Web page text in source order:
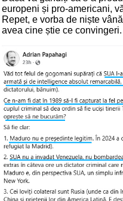
europeni și pro-americani,
Repet, e vorba de niște
avea cine știe ce convingeri.